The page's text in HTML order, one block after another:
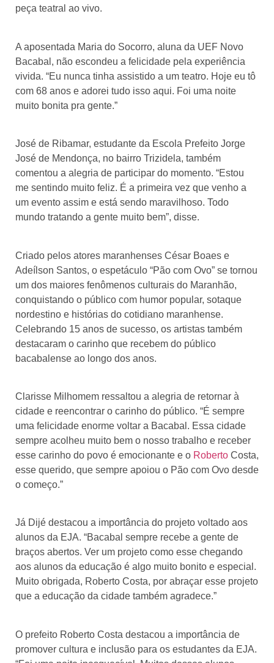
peça teatral ao vivo.
A aposentada Maria do Socorro, aluna da UEF Novo
Bacabal, não escondeu a felicidade pela experiência
vivida. “Eu nunca tinha assistido a um teatro. Hoje eu tô
com 68 anos e adorei tudo isso aqui. Foi uma noite
muito bonita pra gente.”
José de Ribamar, estudante da Escola Prefeito Jorge
José de Mendonça, no bairro Trizidela, também
comentou a alegria de participar do momento. “Estou
me sentindo muito feliz. É a primeira vez que venho a
um evento assim e está sendo maravilhoso. Todo
mundo tratando a gente muito bem”, disse.
Criado pelos atores maranhenses César Boaes e
Adeílson Santos, o espetáculo “Pão com Ovo” se tornou
um dos maiores fenômenos culturais do Maranhão,
conquistando o público com humor popular, sotaque
nordestino e histórias do cotidiano maranhense.
Celebrando 15 anos de sucesso, os artistas também
destacaram o carinho que recebem do público
bacabalense ao longo dos anos.
Clarisse Milhomem ressaltou a alegria de retornar à
cidade e reencontrar o carinho do público. “É sempre
uma felicidade enorme voltar a Bacabal. Essa cidade
sempre acolheu muito bem o nosso trabalho e receber
esse carinho do povo é emocionante e o Roberto Costa,
esse querido, que sempre apoiou o Pão com Ovo desde
o começo.”
Já Dijé destacou a importância do projeto voltado aos
alunos da EJA. “Bacabal sempre recebe a gente de
braços abertos. Ver um projeto como esse chegando
aos alunos da educação é algo muito bonito e especial.
Muito obrigada, Roberto Costa, por abraçar esse projeto
que a educação da cidade também agradece.”
O prefeito Roberto Costa destacou a importância de
promover cultura e inclusão para os estudantes da EJA.